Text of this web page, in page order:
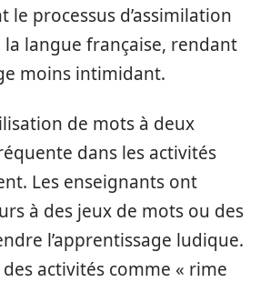
le processus d’assimilation
la langue française, rendant
moins intimidant.
de mots à deux
dans les activités
Les enseignants ont
à des jeux de mots ou des
l’apprentissage ludique.
activités comme « rime